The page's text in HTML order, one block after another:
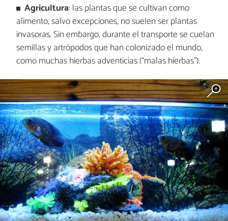
Agricultura: las plantas que se cultivan como
alimento, salvo excepciones, no suelen ser plantas
invasoras. Sin embargo, durante el transporte se cuelan
semillas y artrópodos que han colonizado el mundo,
como muchas hierbas adventicias (“malas hierbas”).